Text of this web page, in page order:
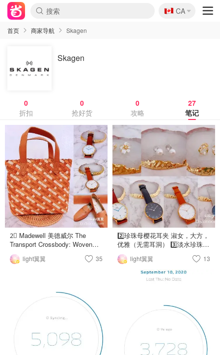
🇨🇦
CA
首页 商家导航 Skagen
Skagen
0
折扣
0
抢好货
0
攻略
27
笔记
2⃣️ Madewell 美德威尔 The
Transport Crossbody: Woven
Leather Edition 它家皮质包属于
沧海遗珠，transport系列是常青
色复古、通勤休闲、百搭款式 4⃣️
Skagen Anita Leather 浅棕色优
雅知性，比较适合春夏季节搭配
Lior Loafer 它家Lior和Loraine乐
福鞋都适合通勤，简约舒适
light翼翼 35
2️⃣珍珠母樱花耳夹 淑女，大方，
优雅（无需耳洞） 3️⃣淡水珍珠耳
夹 百搭，简约，典雅 （无需耳
洞） 4️⃣月光石绿宝石花冠耳夹
清新，唯美，可爱（无需耳洞）
5️⃣Daniel Wellington - Dapper
Sheffield (leather) 黑金搭配，永
(leather) 浅棕温柔，春夏必备
8️⃣Nordgreen - Native (mesh) 时
尚干练，可盐可甜
light翼翼 13